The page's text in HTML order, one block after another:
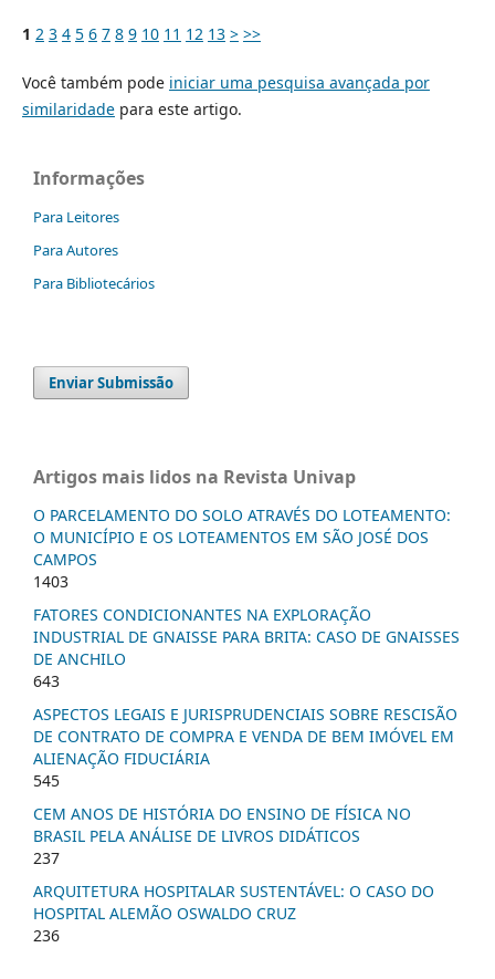
1 2 3 4 5 6 7 8 9 10 11 12 13 > >>
Você também pode iniciar uma pesquisa avançada por
similaridadepara este artigo.
Informações
Para Leitores
Para Autores
Para Bibliotecários
Enviar Submissão
Artigos mais lidos na Revista Univap
O PARCELAMENTO DO SOLO ATRAVÉS DO LOTEAMENTO:
O MUNICÍPIO E OS LOTEAMENTOS EM SÃO JOSÉ DOS
CAMPOS
1403
FATORES CONDICIONANTES NA EXPLORAÇÃO
INDUSTRIAL DE GNAISSE PARA BRITA: CASO DE GNAISSES
DE ANCHILO
643
ASPECTOS LEGAIS E JURISPRUDENCIAIS SOBRE RESCISÃO
DE CONTRATO DE COMPRA E VENDA DE BEM IMÓVEL EM
ALIENAÇÃO FIDUCIÁRIA
545
CEM ANOS DE HISTÓRIA DO ENSINO DE FÍSICA NO
BRASIL PELA ANÁLISE DE LIVROS DIDÁTICOS
237
ARQUITETURA HOSPITALAR SUSTENTÁVEL: O CASO DO
HOSPITAL ALEMÃO OSWALDO CRUZ
236